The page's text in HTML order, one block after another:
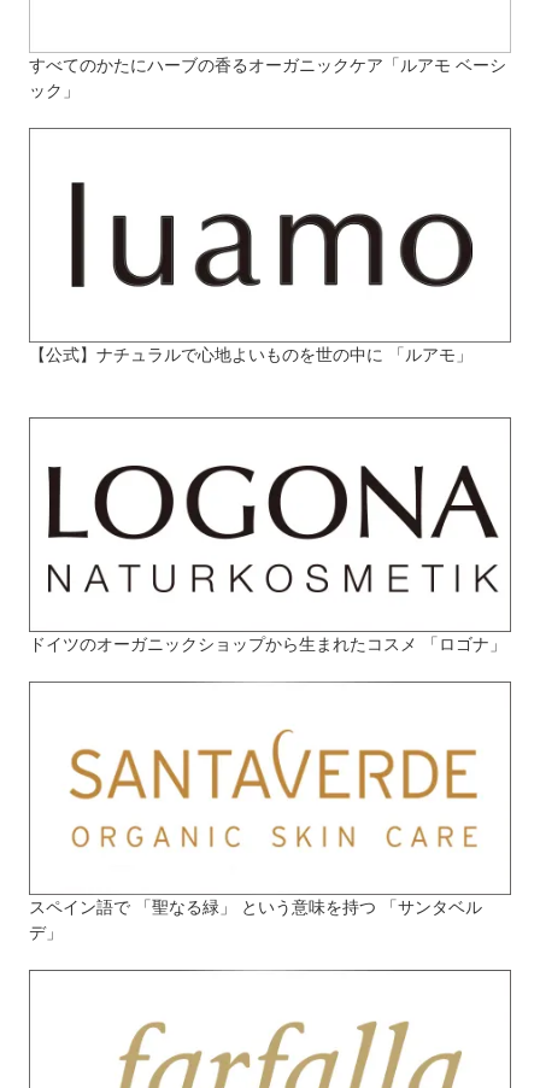
すべてのかたにハーブの香るオーガニックケア「ルアモ ベーシ
ック」
【公式】ナチュラルで心地よいものを世の中に 「ルアモ」
ドイツのオーガニックショップから生まれたコスメ 「ロゴナ」
スペイン語で 「聖なる緑」 という意味を持つ 「サンタベル
デ」